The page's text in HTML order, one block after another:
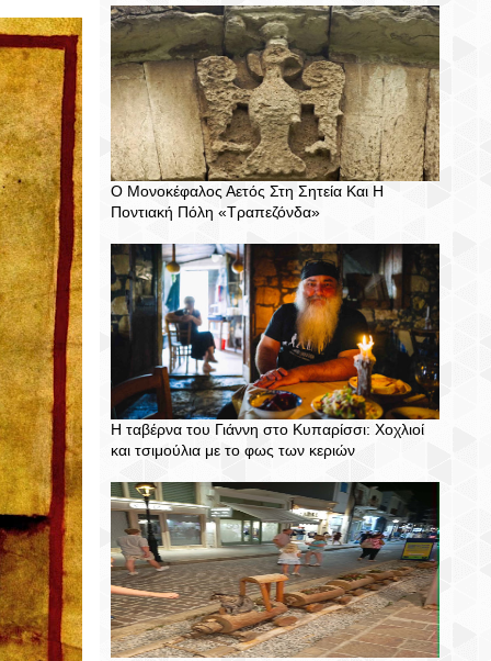
Ο Μονοκέφαλος Αετός Στη Σητεία Και Η
Ποντιακή Πόλη «Τραπεζόνδα»
Η ταβέρνα του Γιάννη στο Κυπαρίσσι: Χοχλιοί
και τσιμούλια με το φως των κεριών